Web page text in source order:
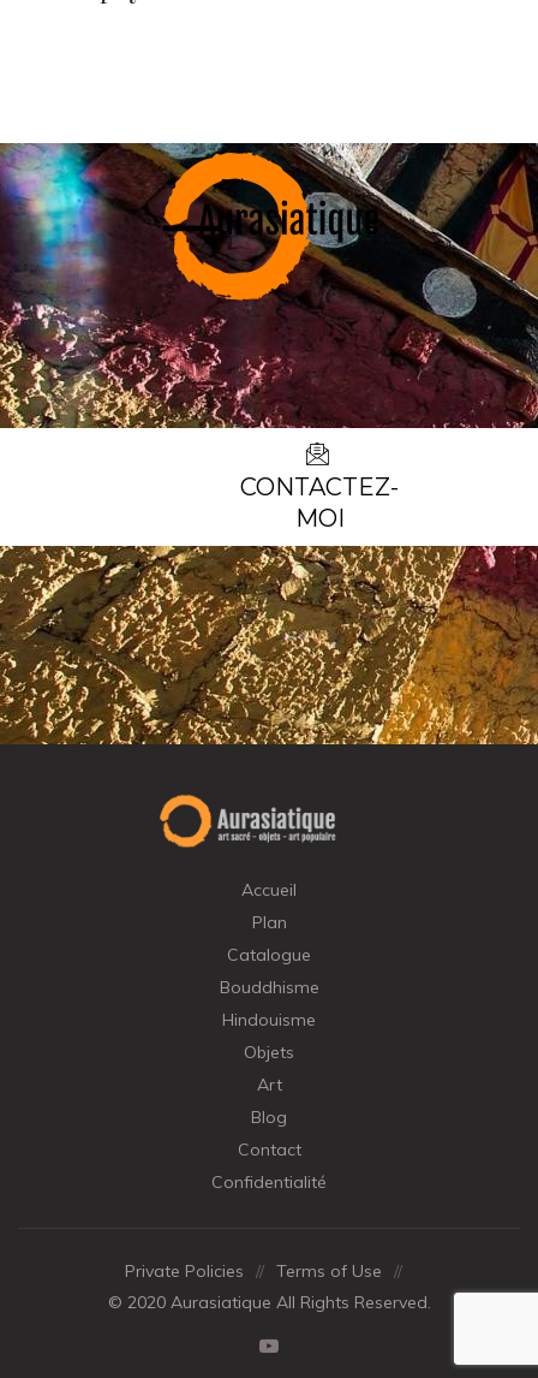
CONTACTEZ-
MOI
Accueil
Plan
Catalogue
Bouddhisme
Hindouisme
Objets
Art
Blog
Contact
Confidentialité
Private Policies // Terms of Use
//
© 2020 Aurasiatique All Rights Reserved.